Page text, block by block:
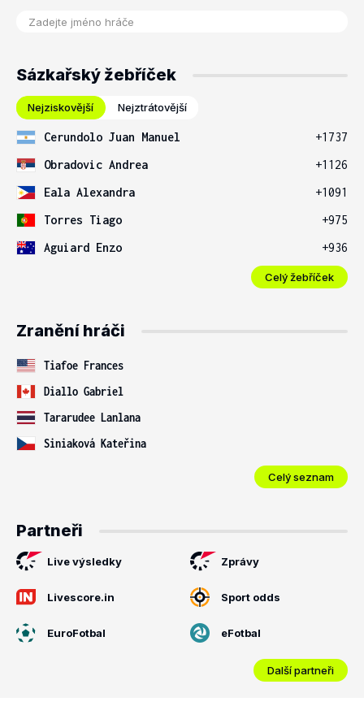
Sázkařský žebříček
Nejziskovější Nejztrátovější
Cerundolo Juan Manuel
+1737
Obradovic Andrea
+1126
Eala Alexandra
+1091
Torres Tiago
+975
Aguiard Enzo
+936
Celý žebříček
Zranění hráči
Tiafoe Frances
Diallo Gabriel
Tararudee Lanlana
Siniaková Kateřina
Celý seznam
Partneři
Live výsledky Zprávy
Livescore.in Sport odds
EuroFotbal eFotbal
Další partneři